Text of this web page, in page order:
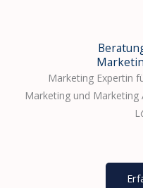
Marketing Expertin
Marketing und